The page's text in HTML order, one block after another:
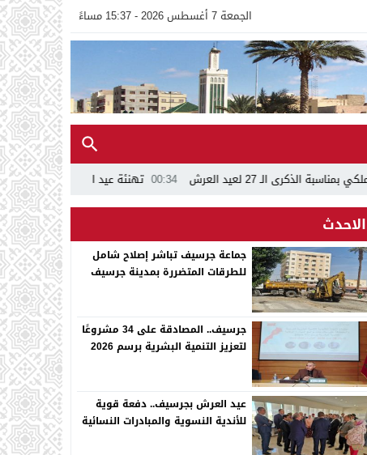
الجمعة 7 أغسطس 2026 - 15:37 مساءً
00:34 تهنئة عيد العرش المجيد بمناسبة الذكرى 27 14:07
الاحدث
جماعة جرسيف تباشر إصلاح شامل
للطرقات المتضررة بمدينة جرسيف
جرسيف.. المصادقة على 34 مشروعًا
لتعزيز التنمية البشرية برسم 2026
عيد العرش بجرسيف.. دفعة قوية
للأندية النسوية والمبادرات النسائية